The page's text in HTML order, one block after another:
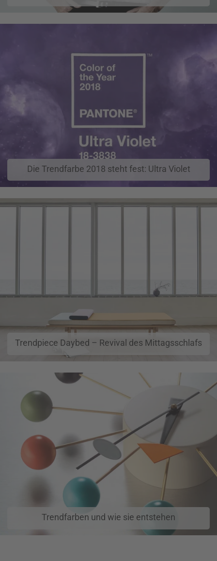
Die Trendfarbe 2018 steht fest: Ultra Violet
Trendpiece Daybed – Revival des Mittagsschlafs
Trendfarben und wie sie entstehen